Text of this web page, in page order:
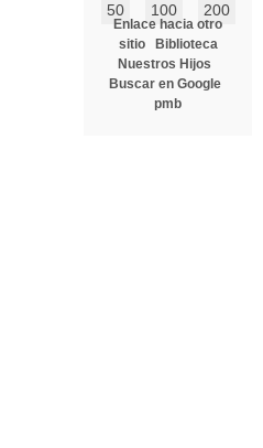
50
100 200
Enlace hacia otro
sitio
Biblioteca
Nuestros Hijos
Buscar en Google
pmb